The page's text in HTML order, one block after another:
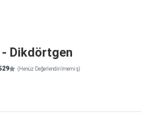
Dikdörtgen
(Henüz Değerlendirilmemiş)